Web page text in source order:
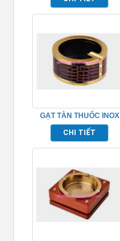
GẠT TÀN THUỐC INOX
BAO DA – TPK10605
CHI TIẾT